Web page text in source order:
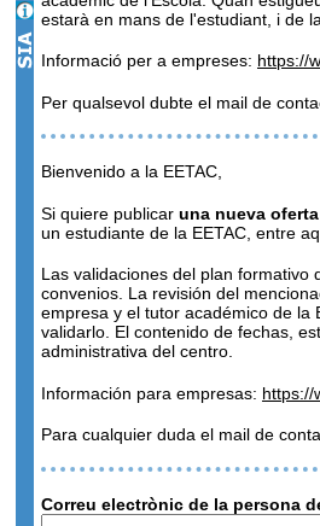
estarà en mans de l'estudiant, i de
Informació per a empreses: https://
Per qualsevol dubte el mail de
Bienvenido a la EETAC,
Si quiere publicar una nueva
un estudiante de la EETAC, entre
Las validaciones del plan formativo
convenios. La revisión del
empresa y el tutor académico de la
validarlo. El contenido de fechas,
administrativa del centro.
Información para empresas: https://
Para cualquier duda el mail de
Correu electrònic de la persona